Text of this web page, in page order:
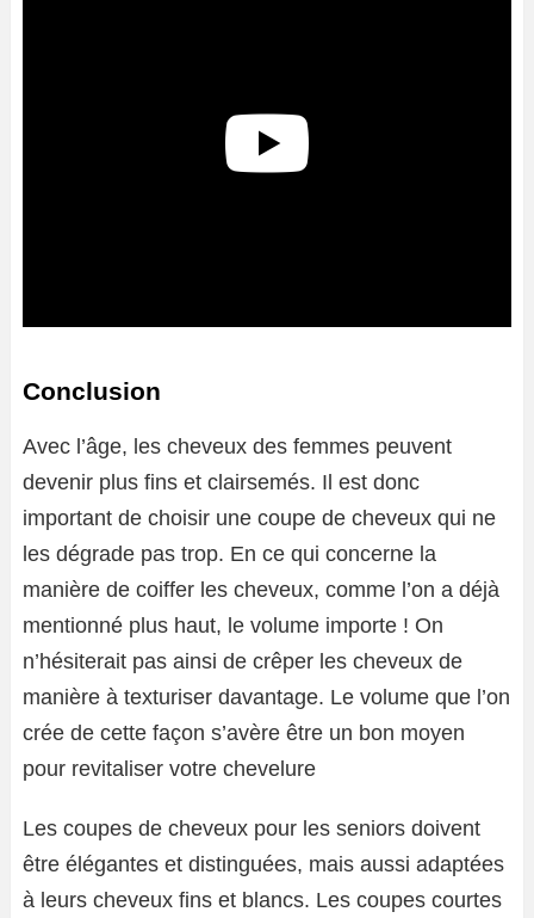
Conclusion
Avec l’âge, les cheveux des femmes peuvent
devenir plus fins et clairsemés. Il est donc
important de choisir une coupe de cheveux qui ne
les dégrade pas trop. En ce qui concerne la
manière de coiffer les cheveux, comme l’on a déjà
mentionné plus haut, le volume importe ! On
n’hésiterait pas ainsi de crêper les cheveux de
manière à texturiser davantage. Le volume que l’on
crée de cette façon s’avère être un bon moyen
pour revitaliser votre chevelure
Les coupes de cheveux pour les seniors doivent
être élégantes et distinguées, mais aussi adaptées
à leurs cheveux fins et blancs. Les coupes courtes